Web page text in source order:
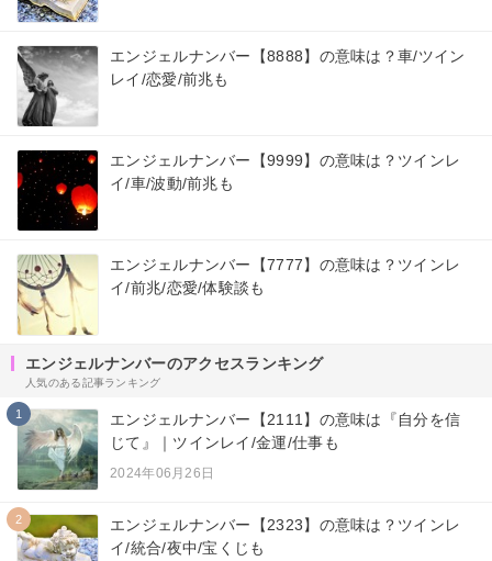
エンジェルナンバー【8888】の意味は？車/ツイン
レイ/恋愛/前兆も
エンジェルナンバー【9999】の意味は？ツインレ
イ/車/波動/前兆も
エンジェルナンバー【7777】の意味は？ツインレ
イ/前兆/恋愛/体験談も
エンジェルナンバーのアクセスランキング
人気のある記事ランキング
1
エンジェルナンバー【2111】の意味は『自分を信
じて』｜ツインレイ/金運/仕事も
2024年06月26日
2
エンジェルナンバー【2323】の意味は？ツインレ
イ/統合/夜中/宝くじも